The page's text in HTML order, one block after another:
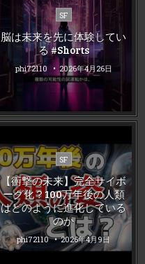
Posted
in
SF
脳は未来を先に体験してい
る #Shorts
phi72110 2026年4月26日
Posted
in
SF
【衝撃の未来】完全サイボ
ーグ化？100万年後の人類
はどのように進化している
のか
phi72110 2026年4月9日